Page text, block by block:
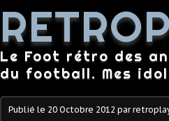
Le Foot rétro des
du football. Mes
Publié le 20 Octobre 2012 par